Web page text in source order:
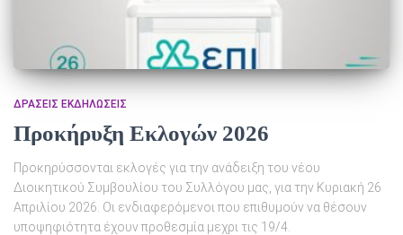
ΔΡΆΣΕΙΣ ΕΚΔΗΛΏΣΕΙΣ
Προκήρυξη Εκλογών 2026
Προκηρύσσονται εκλογές για την ανάδειξη του νέου
Διοικητικού Συμβουλίου του Συλλόγου μας, για την Κυριακή 26
Απριλίου 2026. Οι ενδιαφερόμενοι που επιθυμούν να θέσουν
υποψηφιότητα έχουν προθεσμία μεχρι τις 19/4.